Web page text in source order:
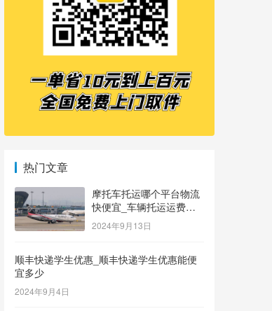
热门文章
摩托车托运哪个平台物流
快便宜_车辆托运运费价
格表
2024年9月13日
顺丰快递学生优惠_顺丰快递学生优惠能便
宜多少
2024年9月4日